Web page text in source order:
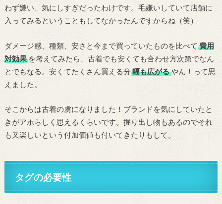
わず嫌い、気にしすぎだったわけです。毛嫌いしていて店舗に
入ってみるということもしてなかったんですからね（笑）
ダメージ感、種類、安さと今まで買っていたものを比べて 費用
対効果を考えてみたら、古着でも安くても合わせ方次第でなん
とでもなる。安くてたくさん買える分 幅も広がるやん！って思
えました。
そこからは古着の虜になりました！ブランドを気にしていたと
きがアホらしく思えるくらいです。掘り出し物もあるのでそれ
も又楽しいという付加価値も付いてきたりもして。
タグの必要性